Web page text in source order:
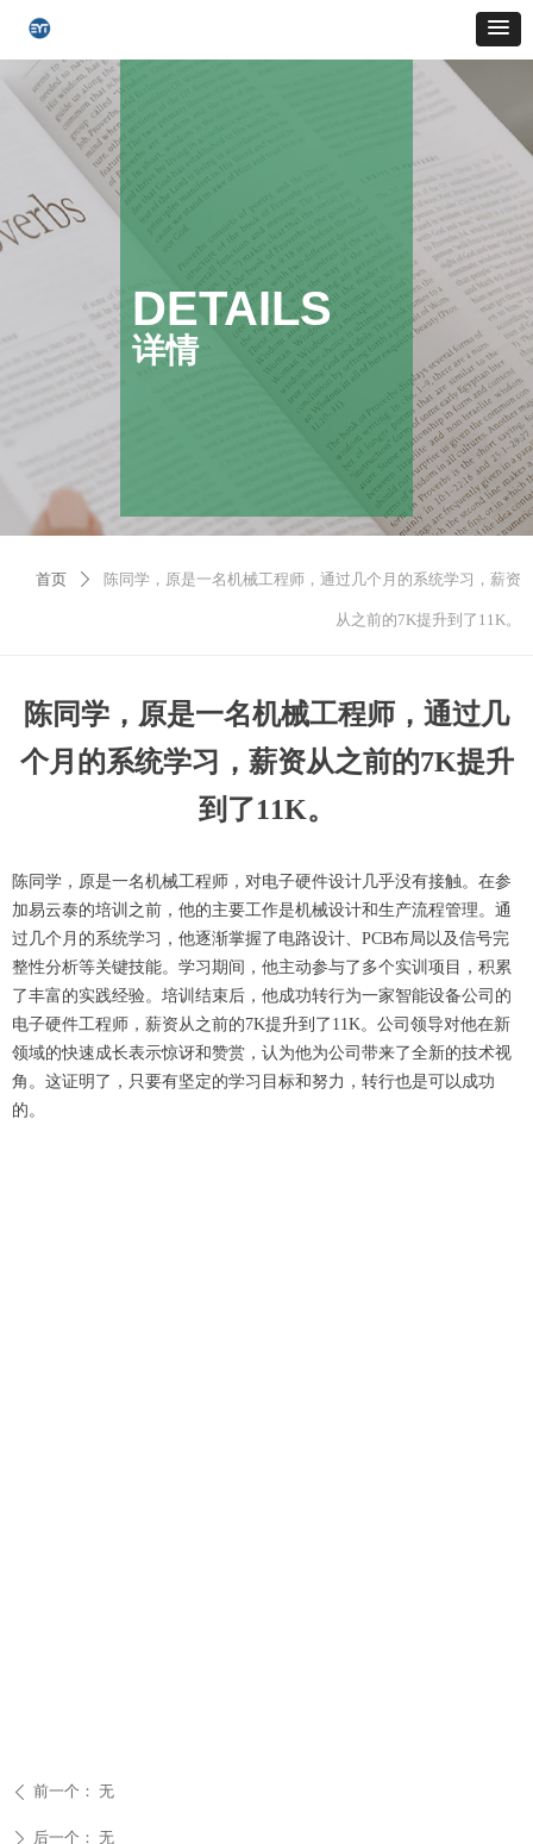
DETAILS
详情
首页 ꄲ 陈同学，原是一名机械工程师，通过几个月的系统学习，薪资
从之前的7K提升到了11K。
陈同学，原是一名机械工程师，通过几
个月的系统学习，薪资从之前的7K提升
到了11K。
陈同学，原是一名机械工程师，对电子硬件设计几乎没有接触。在参
加易云泰的培训之前，他的主要工作是机械设计和生产流程管理。通
过几个月的系统学习，他逐渐掌握了电路设计、PCB布局以及信号完
整性分析等关键技能。学习期间，他主动参与了多个实训项目，积累
了丰富的实践经验。培训结束后，他成功转行为一家智能设备公司的
电子硬件工程师，薪资从之前的7K提升到了11K。公司领导对他在新
领域的快速成长表示惊讶和赞赏，认为他为公司带来了全新的技术视
角。这证明了，只要有坚定的学习目标和努力，转行也是可以成功
的。
ꄴ 前一个： 无
ꄲ 后一个： 无